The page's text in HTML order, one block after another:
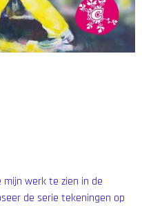
werk te zien in de
de serie tekeningen op